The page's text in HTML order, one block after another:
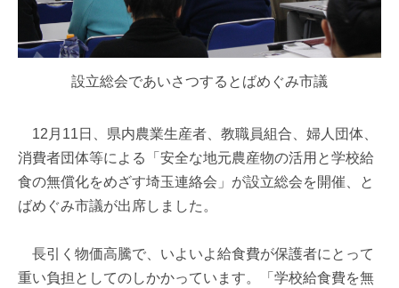
設立総会であいさつするとばめぐみ市議
12月11日、県内農業生産者、教職員組合、婦人団体、
消費者団体等による「安全な地元農産物の活用と学校給
食の無償化をめざす埼玉連絡会」が設立総会を開催、と
ばめぐみ市議が出席しました。
長引く物価高騰で、いよいよ給食費が保護者にとって
重い負担としてのしかかっています。「学校給食費を無